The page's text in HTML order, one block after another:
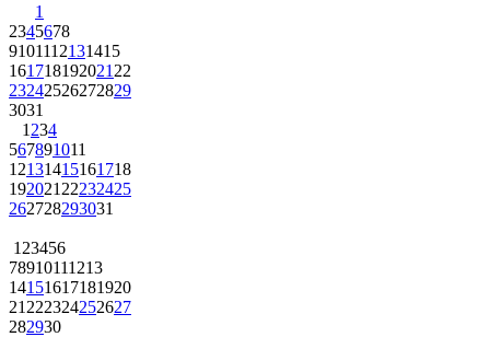
1
2345678
9101112131415
161718192021 22
23242526272829
3031
1 234
567891011
12131415161718
192021 22232425
262728293031
1 23456
78910111213
14151617181920
21 222324252627
282930